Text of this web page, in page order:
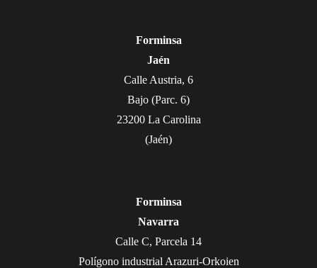
Forminsa
Jaén
Calle Austria, 6
Bajo (Parc. 6)
23200 La Carolina
(Jaén)
Forminsa
Navarra
Calle C, Parcela 14
Polígono industrial Arazuri-Orkoien